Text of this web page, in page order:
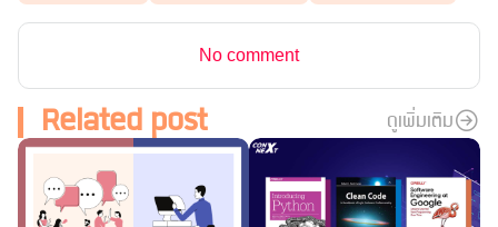
No comment
Related post ดูเพิ่มเติม